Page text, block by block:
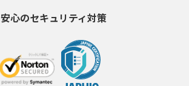
安心のセキュリティ対策